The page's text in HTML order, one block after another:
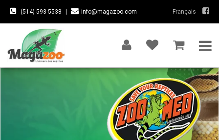
(514) 593-5538 info@magazoo.com Français